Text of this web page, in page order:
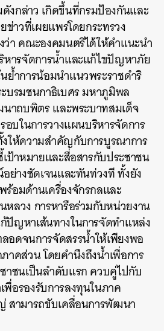
งกล่าว เกิดขึ้นที่กรมป้องกันและ
ข่าวที่เผยแพร่โดยกระทรวง
า คณะองคมนตรีได้ให้คำแนะนำ
หารจัดการน้ำและแก้ไขปัญหาภัย
ย้ำการน้อมนำแนวพระราชดำริ
บรมชนกาธิเบศร มหาภูมิพล
าถบพิตร และพระบาทสมเด็จ
อบในการวางแผนบริหารจัดการ
ให้ความสำคัญกับการบูรณาการ
ป้าหมายและสื่อสารกับประชาชน
ย่างชัดเจนและทันท่วงที ทั้งยัง
ร้อมด้านเครื่องจักรกลและ
หลวง การหารือร่วมกับหน่วยงาน
ญหาเส้นทางในการจัดทำแหล่ง
ดจนการจัดสรรน้ำให้เพียงพอ
าคส่วน โดยคำนึงถึงน้ำเพื่อการ
าชนเป็นลำดับแรก ควบคู่ไปกับ
อรองรับการลงทุนในภาค
สามารถขับเคลื่อนการพัฒนา